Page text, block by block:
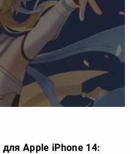
для Apple iPhone 14: